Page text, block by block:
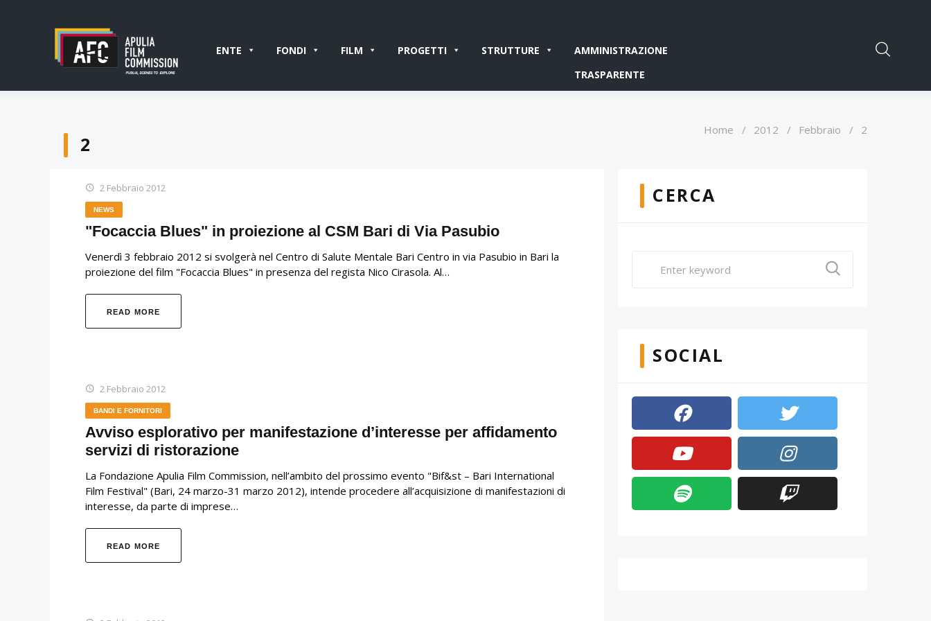
ENTE FONDI FILM PROGETTI STRUTTURE
AMMINISTRAZIONE
TRASPARENTE
2
Home / 2012 / Febbraio / 2
2 Febbraio 2012
NEWS
"Focaccia Blues" in proiezione al CSM Bari di Via Pasubio
Venerdì 3 febbraio 2012 si svolgerà nel Centro di Salute Mentale Bari Centro in via Pasubio in Bari la
proiezione del film "Focaccia Blues" in presenza del regista Nico Cirasola. Al…
READ MORE
2 Febbraio 2012
BANDI E FORNITORI
Avviso esplorativo per manifestazione d’interesse per affidamento
servizi di ristorazione
La Fondazione Apulia Film Commission, nell’ambito del prossimo evento "Bif&st – Bari International
Film Festival" (Bari, 24 marzo-31 marzo 2012), intende procedere all’acquisizione di manifestazioni di
interesse, da parte di imprese…
READ MORE
CERCA
SOCIAL